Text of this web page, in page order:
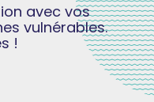
avec vos
vulnérables.
!